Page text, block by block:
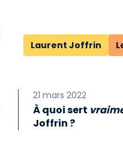
Laurent Joffrin
21 mars 2022
À quoi sert
Joffrin ?